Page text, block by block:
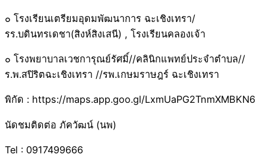
๐ โรงเรียนเตรียมอุดมพัฒนาการ ฉะเชิงเทรา/
รร.บดินทรเดชา(สิงห์สิงเสนี) , โรงเรียนคลองเจ้า
๐ โรงพยาบาลเวชการุณย์รัศมิ์//คลินิกแพทย์ประจำตำบล//
ร.พ.สปิริตฉะเชิงเทรา //รพ.เกษมราษฎร์ ฉะเชิงเทรา
พิกัด : https://maps.app.goo.gl/LxmUaPG2TnmXMBKN6
นัดชมติดต่อ ภัควัฒน์ (นพ)
Tel : 0917499666